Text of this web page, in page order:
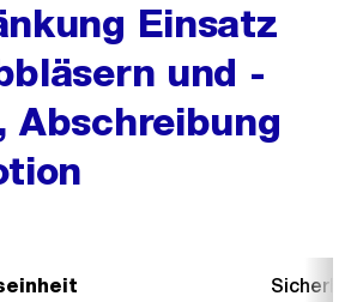
Einsatz
und -
Abschreibung